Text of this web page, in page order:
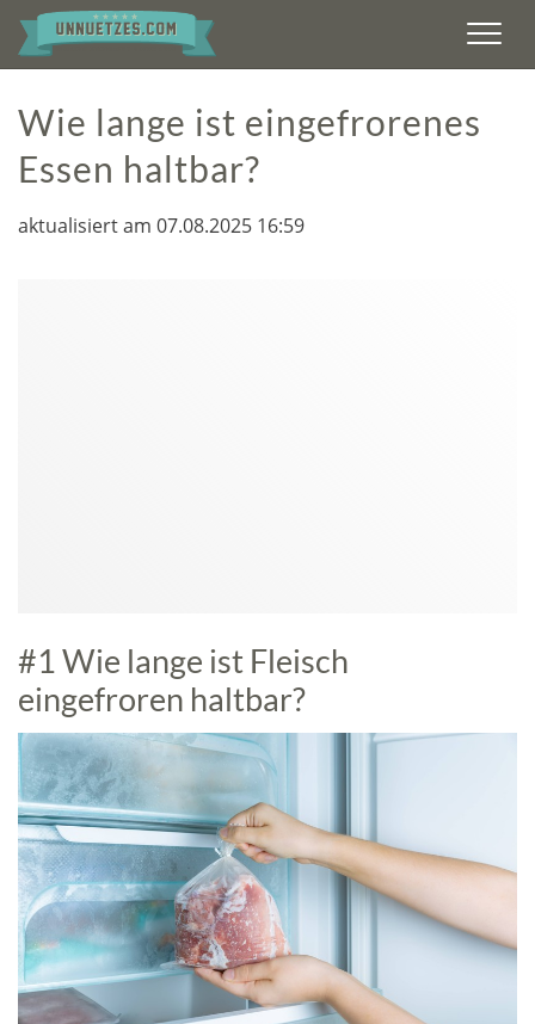
Wie lange ist eingefrorenes
Essen haltbar?
aktualisiert am 07.08.2025 16:59
#1 Wie lange ist Fleisch
eingefroren haltbar?